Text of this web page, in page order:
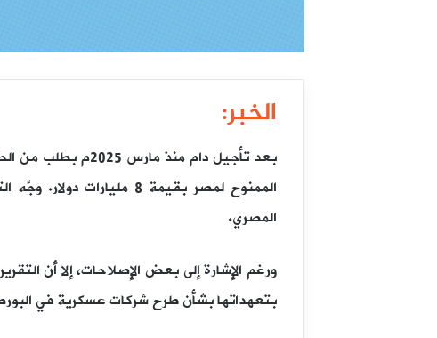
الخبر:
الممنوح لمصر بقيمة 8
المصري.
ورغم الإشارة إلى بعض الإصلاحات، إلا أن
بتعهداتها بشأن طرح شركات عسكرية في